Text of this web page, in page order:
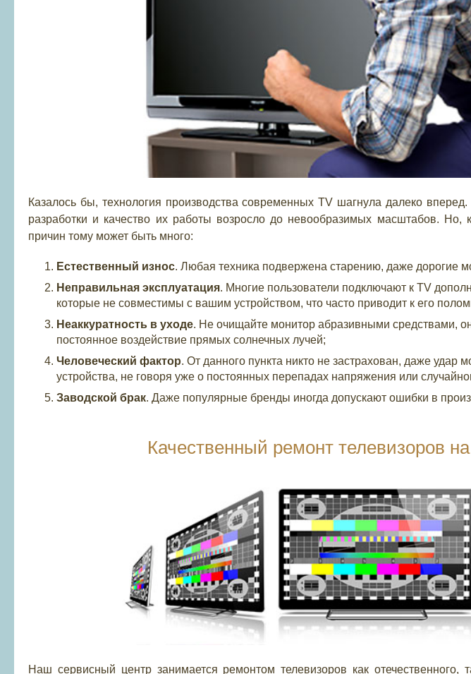
Казалось бы, технология производства современных TV шагнула далеко
разработки и качество их работы возросло до невообразимых масштабов. Но,
причин тому может быть много:
Естественный износ. Любая техника подвержена старению, даже дорогие
Неправильная эксплуатация. Многие пользователи подключают к TV
которые не совместимы с вашим устройством, что часто приводит к его
Неаккуратность в уходе. Не очищайте монитор абразивными средствами,
постоянное воздействие прямых солнечных лучей;
Человеческий фактор. От данного пункта никто не застрахован, даже удар
устройства, не говоря уже о постоянных перепадах напряжения или
Заводской брак. Даже популярные бренды иногда допускают ошибки в
Качественный ремонт телевизоров
Наш сервисный центр занимается ремонтом телевизоров как отечественного,